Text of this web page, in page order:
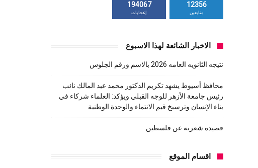
12356
متابعين
194067
إعجابات
الاخبار الشائعة لهذا الاسبوع
نتيجه الثانويه العامه 2026 بالاسم ورقم الجلوس
محافظ أسيوط يشهد تكريم الدكتور محمد عبد المالك نائب
رئيس جامعة الأزهر للوجه القبلي ويؤكد: العلماء شركاء في
بناء الإنسان وترسيخ قيم الانتماء والوحدة الوطنية
قصيده شعريه عن فلسطين
اقسام الموقع